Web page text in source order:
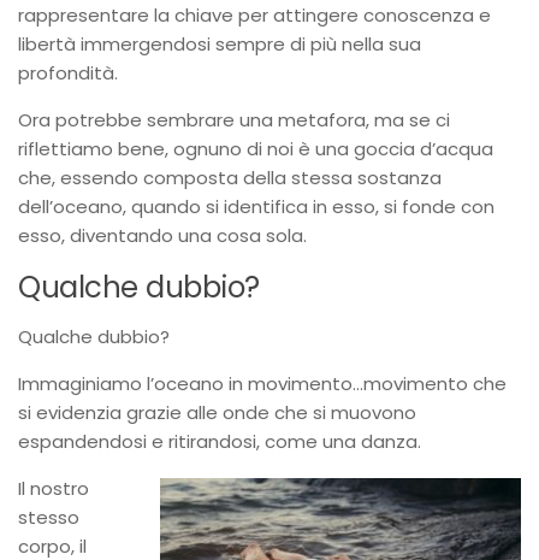
rappresentare la chiave per attingere conoscenza e
libertà immergendosi sempre di più nella sua
profondità.
Ora potrebbe sembrare una metafora, ma se ci
riflettiamo bene, ognuno di noi è una goccia d’acqua
che, essendo composta della stessa sostanza
dell’oceano, quando si identifica in esso, si fonde con
esso, diventando una cosa sola.
Qualche dubbio?
Qualche dubbio?
Immaginiamo l’oceano in movimento…movimento che
si evidenzia grazie alle onde che si muovono
espandendosi e ritirandosi, come una danza.
Il nostro
stesso
corpo, il